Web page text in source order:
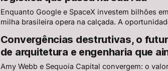
Enquanto Google e SpaceX investem bilhões
milha brasileira opera na calçada. A
Convergências destrutivas, o
de arquitetura e engenharia que
Amy Webb e Sequoia Capital convergem: o